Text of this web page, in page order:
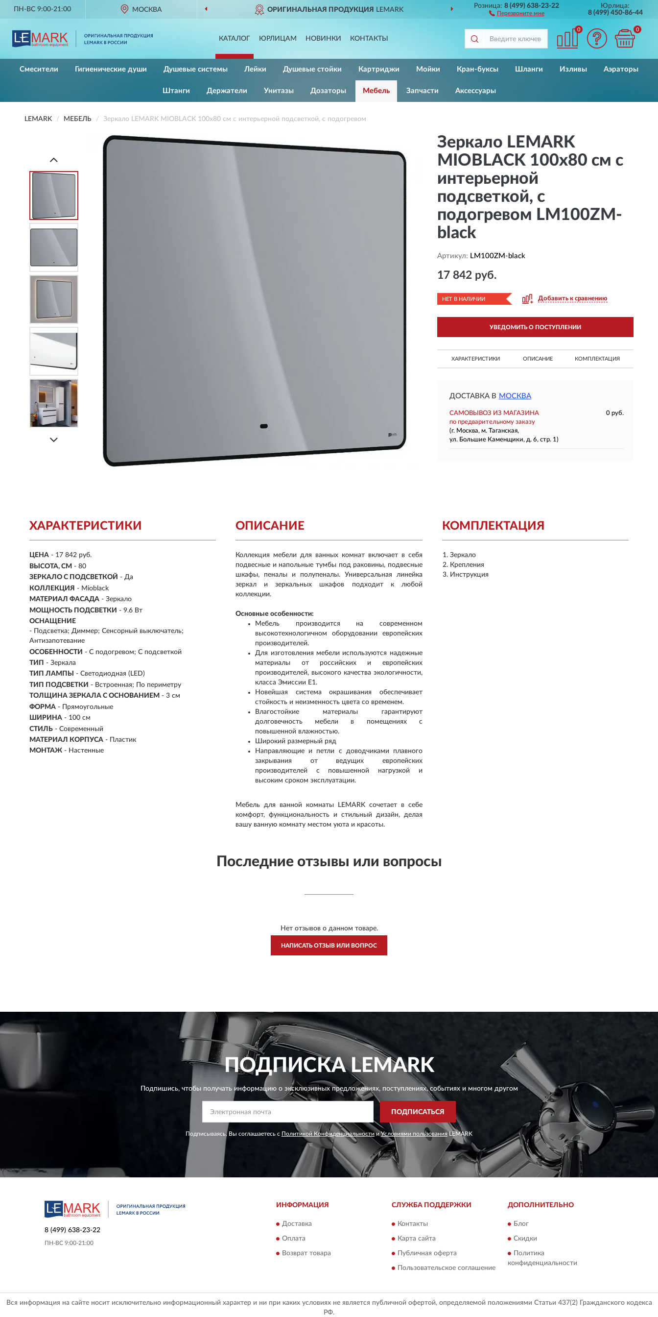
ПН-ВС 9:00-21:00 МОСКВА ОРИГИНАЛЬНАЯ ПРОДУКЦИЯ LEMARK ДОСТАВИМ ПО ВСЕЙ РОССИИ
Розница:8 (499) 638-23-22
Перезвоните мне
Юрлица:
8 (499) 450-86-44
КАТАЛОГ ЮРЛИЦАМ НОВИНКИ КОНТАКТЫ
0 0
Смесители Гигиенические души Душевые системы Лейки Душевые стойки Картриджи Мойки Кран-буксы Шланги Изливы Аэраторы
Штанги Держатели Унитазы Дозаторы Мебель Запчасти Аксессуары
LEMARK МЕБЕЛЬ Зеркало LEMARK MIOBLACK 100х80 см с интерьерной подсветкой, с подогревом
Зеркало LEMARK
MIOBLACK 100х80 см с
интерьерной
подсветкой, с
подогревом LM100ZM-
black
Артикул: LM100ZM-black
17 842 руб.
НЕТ В НАЛИЧИИ Добавить к сравнению
УВЕДОМИТЬ О ПОСТУПЛЕНИИ
ХАРАКТЕРИСТИКИ ОПИСАНИЕ КОМПЛЕКТАЦИЯ
ДОСТАВКА В МОСКВА
САМОВЫВОЗ ИЗ МАГАЗИНА
0 руб.
по предварительному заказу
(г. Москва, м. Таганская,
ул. Большие Каменщики, д. 6, стр. 1)
ХАРАКТЕРИСТИКИ
ЦЕНА - 17 842 руб.
ВЫСОТА, СМ - 80
ЗЕРКАЛО С ПОДСВЕТКОЙ - Да
КОЛЛЕКЦИЯ - Mioblack
МАТЕРИАЛ ФАСАДА - Зеркало
МОЩНОСТЬ ПОДСВЕТКИ - 9.6 Вт
ОСНАЩЕНИЕ
- Подсветка; Диммер; Сенсорный выключатель;
Антизапотевание
ОСОБЕННОСТИ - С подогревом; С подсветкой
ТИП - Зеркала
ТИП ЛАМПЫ
- Светодиодная (LED)
ТИП ПОДСВЕТКИ - Встроенная; По периметру
ТОЛЩИНА ЗЕРКАЛА С ОСНОВАНИЕМ - 3 см
ФОРМА - Прямоугольные
ШИРИНА - 100 см
СТИЛЬ - Современный
МАТЕРИАЛ КОРПУСА - Пластик
МОНТАЖ - Настенные
КОМПЛЕКТАЦИЯ
Зеркало
Крепления
Инструкция
ОПИСАНИЕ
Коллекция мебели для ванных комнат включает в себя
подвесные и напольные тумбы под раковины, подвесные
шкафы, пеналы и полупеналы. Универсальная линейка
зеркал и зеркальных шкафов подходит к любой
коллекции.
Основные особенности:
Мебель производится на современном
высокотехнологичном оборудовании европейских
производителей.
Для изготовления мебели используются надежные
материалы от российских и европейских
производителей, высокого качества экологичности,
класса Эмиссии Е1.
Новейшая система окрашивания обеспечивает
стойкость и неизменность цвета со временем.
Влагостойкие материалы гарантируют
долговечность мебели в помещениях с
повышенной влажностью.
Широкий размерный ряд
Направляющие и петли с доводчиками плавного
закрывания от ведущих европейских
производителей с повышенной нагрузкой и
высоким сроком эксплуатации.
Мебель для ванной комнаты LEMARK сочетает в себе
комфорт, функциональность и стильный дизайн, делая
вашу ванную комнату местом уюта и красоты.
Последние отзывы или вопросы
Нет отзывов о данном товаре.
НАПИСАТЬ ОТЗЫВ ИЛИ ВОПРОС
ПОДПИСКАLEMARK
Подпишись, чтобы получать информацию о эксклюзивных предложениях,поступлениях, событиях и многом другом
ПОДПИСАТЬСЯ
Подписываясь, Вы соглашаетесь с Политикой Конфиденциальности иУсловиями пользования LEMARK
8 (499) 638-23-22
ПН-ВС 9:00-21:00
ИНФОРМАЦИЯ
Доставка
Оплата
Возврат товара
СЛУЖБА ПОДДЕРЖКИ
Контакты
Карта сайта
Публичная оферта
Пользовательское соглашение
ДОПОЛНИТЕЛЬНО
Блог
Скидки
Политика
конфиденциальности
Вся информация на сайте носит исключительно информационный характер и ни при каких условиях не является публичной офертой, определяемой положениями Статьи 437(2) Гражданского кодекса
РФ.